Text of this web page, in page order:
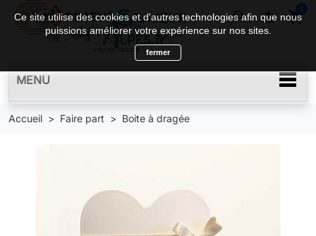
search  shopping_cart
0
MENU
Accueil Faire part Boite à dragée
Ce site utilise des cookies et d'autres technologies afin que nous
puissions améliorer votre expérience sur nos sites.
fermer